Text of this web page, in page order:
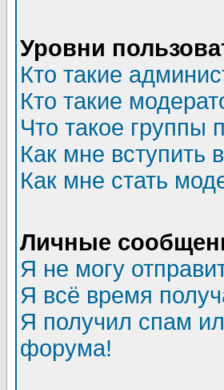
Уровни
Кто такие
Кто такие
Что такое группы
Как мне вступить
Как мне стать
Личные
Я не могу
Я всё время
Я получил спам
форума!